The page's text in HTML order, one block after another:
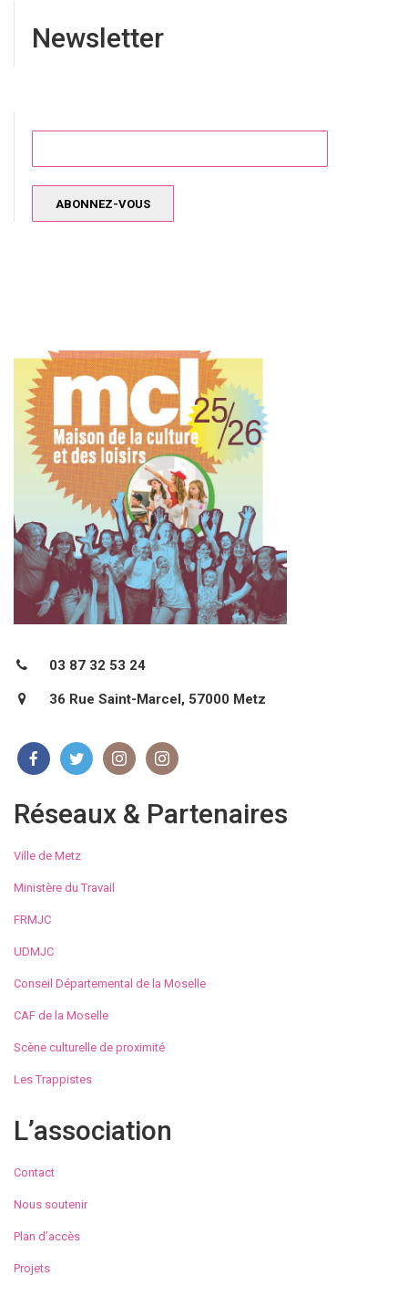
Newsletter
03 87 32 53 24
36 Rue Saint-Marcel, 57000 Metz
Réseaux & Partenaires
Ville de Metz
Ministère du Travail
FRMJC
UDMJC
Conseil Départemental de la Moselle
CAF de la Moselle
Scène culturelle de proximité
Les Trappistes
L’association
Contact
Nous soutenir
Plan d’accès
Projets